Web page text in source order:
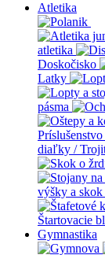
Atletika
atletika
Doskočisko
Latky
pásma
Príslušenstvo
diaľky /
výšky a skok
Štartovacie
Gymnastika